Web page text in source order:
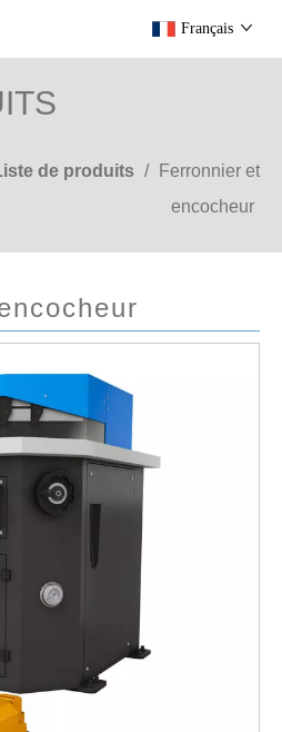
Français
de produits /
Ferronnier et
encocheur